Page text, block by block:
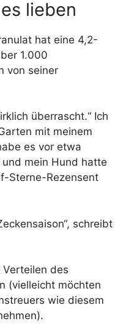
lieben
hat eine 4,2-
1.000
von seiner
überrascht.“ Ich
mit meinem
es vor etwa
mein Hund hatte
Sterne-Rezensent
schreibt
des
(vielleicht möchten
wie diesem